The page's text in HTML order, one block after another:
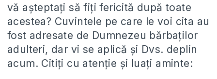
vă așteptați să fiți fericită după toate
acestea? Cuvintele pe care le voi cita au
fost adresate de Dumnezeu bărbaților
adulteri, dar vi se aplică și Dvs. deplin
acum. Citiți cu atenție și luați aminte: